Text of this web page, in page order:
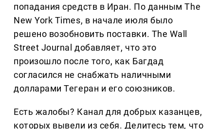
попадания средств в Иран. По данным The
New York Times, в начале июля было
решено возобновить поставки. The Wall
Street Journal добавляет, что это
произошло после того, как Багдад
согласился не снабжать наличными
долларами Тегеран и его союзников.
Есть жалобы? Канал для добрых казанцев,
которых вывели из себя. Делитеcь тем, что